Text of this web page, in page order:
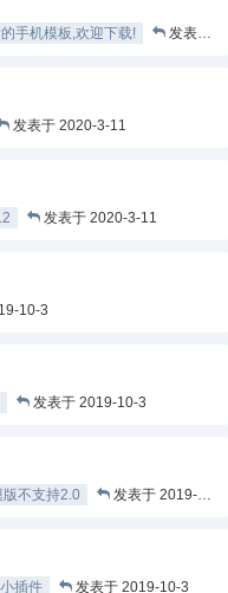
手机模板,欢迎下载! 发表于 2020-3-11
发表于 2020-3-11
发表于 2020-3-11
10-3
发表于 2019-10-3
不支持2.0 发表于 2019-10-3
插件 发表于 2019-10-3